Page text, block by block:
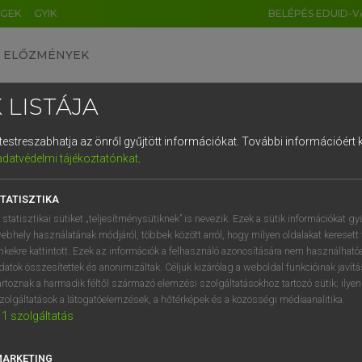
GYIK BELÉPÉS EDUID-
ELŐZMÉNYEK
egyetemes nagyszótár
VAN ELŐFIZETÉSED?
megtekintéséhez.
LISTÁJA
az önről gyűjtött információkat. További információért
tájékoztatónkat.
statisztikai sütiket „teljesítménysütiknek” is nevezik. Ezek a sütik információkat
használatának módjáról, többek között arról, hogy milyen oldalakat keresett
kattintott. Ezek az információk a felhasználó azonosítására nem
összesítettek és anonimizáltak. Céljuk kizárólag a weboldal funkcióinak
a harmadik féltől származó elemzési szolgáltatásokhoz tartozó sütik;
a látogatóelemzések, a hőtérképek és a közösségi médiaanalitika.
1 szolgáltatás
DE CN FR ES IT NL
1 2 3 4 5 6 7 8 9
q w e r t z u i
a s d f g h j k l é
í y x c v b n m , .